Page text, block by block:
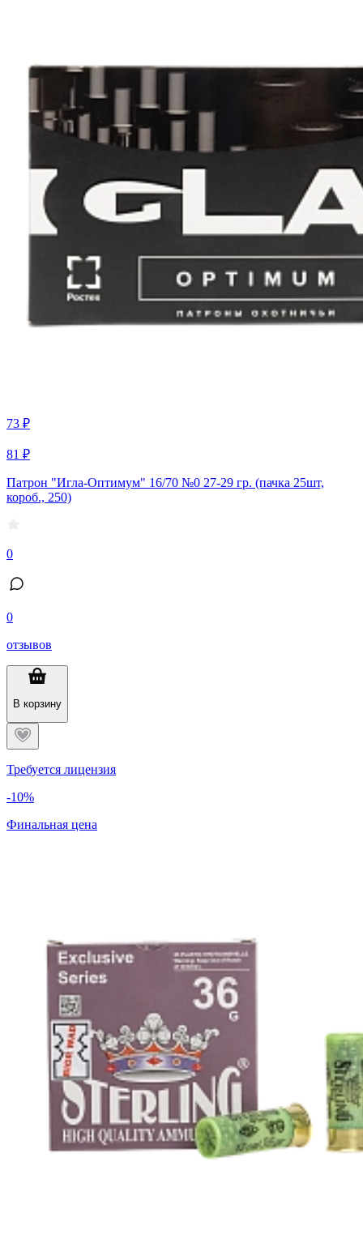
73 ₽
81 ₽
Патрон "Игла-Оптимум" 16/70 №0 27-29 гр. (пачка 25шт,
короб., 250)
0
0
отзывов
В корзину
Требуется лицензия
-10%
Финальная цена